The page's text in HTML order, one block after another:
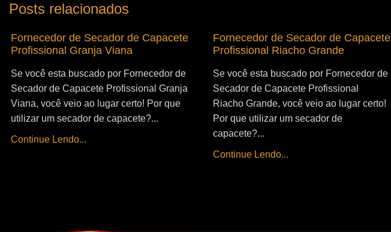
Posts relacionados
Fornecedor de Secador de Capacete
Profissional Granja Viana
Se você esta buscado por Fornecedor de
Secador de Capacete Profissional Granja
Viana, você veio ao lugar certo! Por que
utilizar um secador de capacete?...
Continue Lendo...
Fornecedor de Secador de Capacete
Profissional Riacho Grande
Se você esta buscado por Fornecedor de
Secador de Capacete Profissional
Riacho Grande, você veio ao lugar certo!
Por que utilizar um secador de
capacete?...
Continue Lendo...